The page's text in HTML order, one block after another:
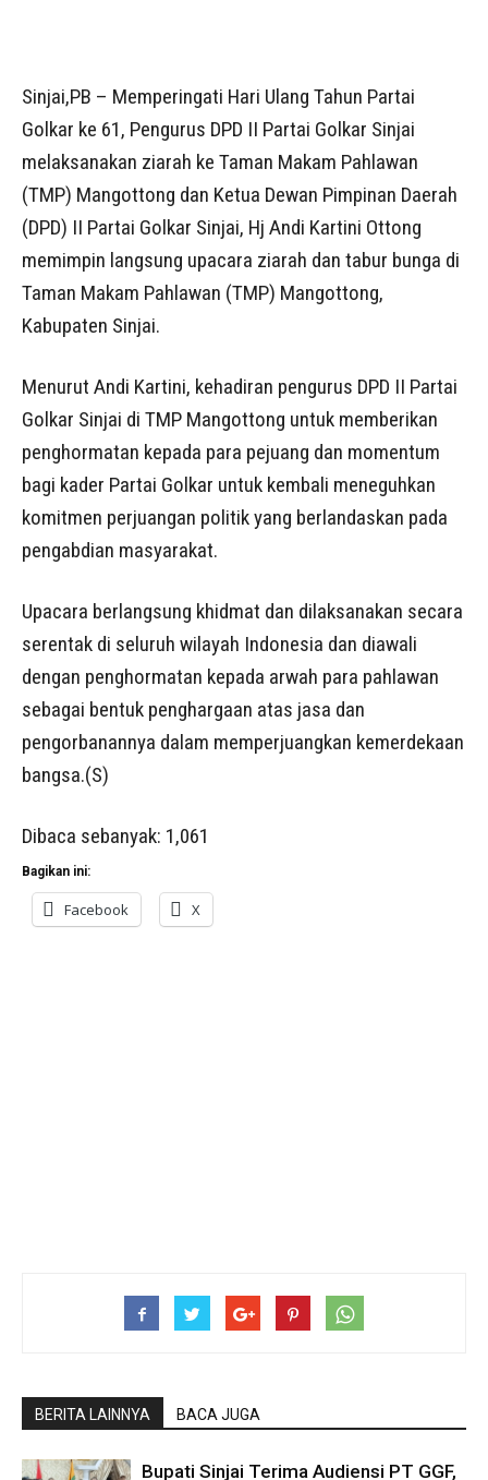
Sinjai,PB – Memperingati Hari Ulang Tahun Partai
Golkar ke 61, Pengurus DPD II Partai Golkar Sinjai
melaksanakan ziarah ke Taman Makam Pahlawan
(TMP) Mangottong dan Ketua Dewan Pimpinan Daerah
(DPD) II Partai Golkar Sinjai, Hj Andi Kartini Ottong
memimpin langsung upacara ziarah dan tabur bunga di
Taman Makam Pahlawan (TMP) Mangottong,
Kabupaten Sinjai.
Menurut Andi Kartini, kehadiran pengurus DPD II Partai
Golkar Sinjai di TMP Mangottong untuk memberikan
penghormatan kepada para pejuang dan momentum
bagi kader Partai Golkar untuk kembali meneguhkan
komitmen perjuangan politik yang berlandaskan pada
pengabdian masyarakat.
Upacara berlangsung khidmat dan dilaksanakan secara
serentak di seluruh wilayah Indonesia dan diawali
dengan penghormatan kepada arwah para pahlawan
sebagai bentuk penghargaan atas jasa dan
pengorbanannya dalam memperjuangkan kemerdekaan
bangsa.(S)
Dibaca sebanyak: 1,061
Bagikan ini:
Facebook X
BERITA LAINNYA BACA JUGA
Bupati Sinjai Terima Audiensi PT GGF,